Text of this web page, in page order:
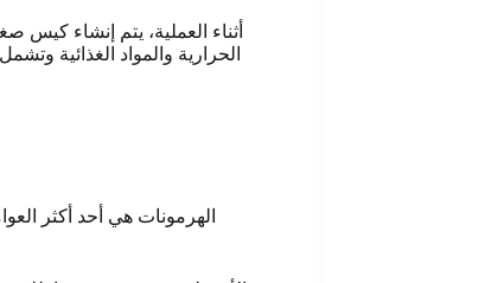
الحرارية والمواد الغذائية